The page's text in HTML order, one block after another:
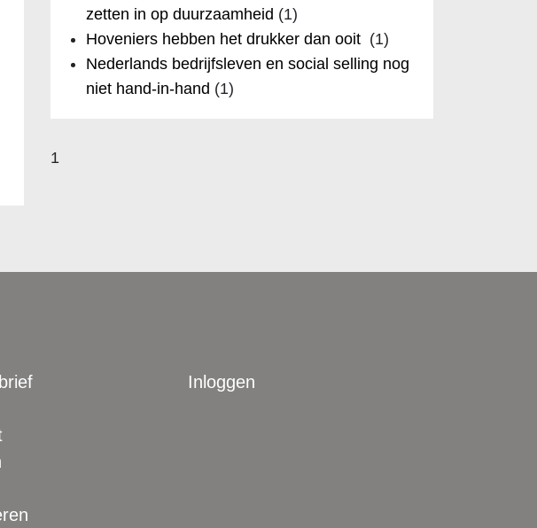
zetten in op duurzaamheid (1)
Hoveniers hebben het drukker dan ooit (1)
Nederlands bedrijfsleven en social selling nog
niet hand-in-hand (1)
1
Inloggen